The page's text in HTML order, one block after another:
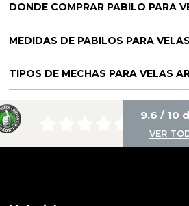
DONDE COMPRAR PABILO PARA
MEDIDAS DE PABILOS PARA
TIPOS DE MECHAS PARA VELAS
9.6 / 10
VER